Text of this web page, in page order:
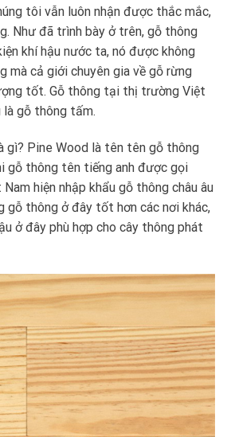
tôi vẫn luôn nhận được thắc mắc,
Như đã trình bày ở trên, gỗ thông
khí hậu nước ta, nó được không
mà cả giới chuyên gia về gỗ rừng
tốt. Gỗ thông tại thị trường Việt
là gỗ thông tấm.
gì? Pine Wood là tên tên gỗ thông
gỗ thông tên tiếng anh được gọi
hiện nhập khẩu gỗ thông châu âu
gỗ thông ở đây tốt hơn các nơi khác,
ở đây phù hợp cho cây thông phát